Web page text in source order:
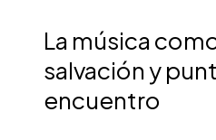
La música
salvación y
encuentro